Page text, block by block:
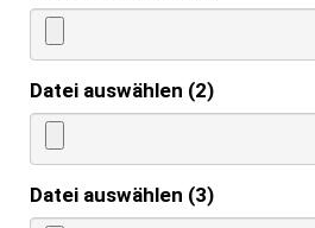
Datei auswählen (2)
Datei auswählen (3)